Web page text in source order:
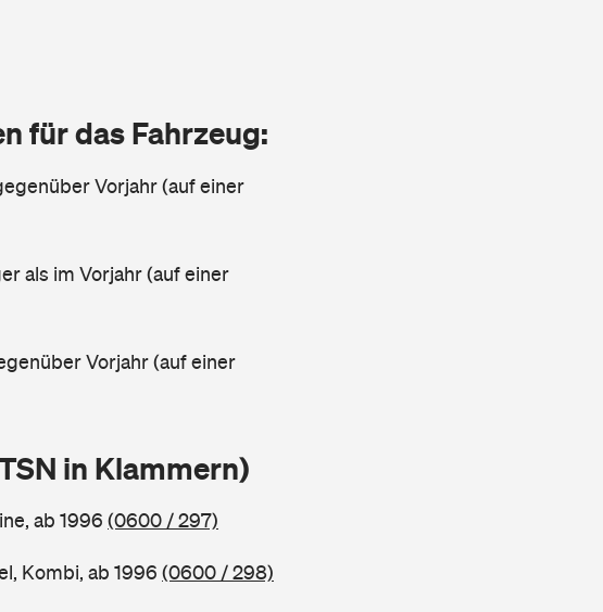
für das Fahrzeug:
Vorjahr (auf einer
als im Vorjahr (auf einer
Vorjahr (auf einer
in Klammern)
ab 1996 (0600 / 297)
Kombi, ab 1996 (0600 / 298)